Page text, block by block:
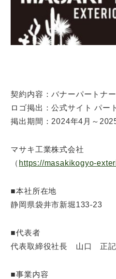
契約内容：バナーパートナー
ロゴ掲出：公式サイト パー
掲出期間：2024年4月～
マサキ工業株式会社
（ https://masakikogyo-
■本社所在地
静岡県袋井市新堀133-23
■代表者
代表取締役社長 山口 正記
■事業内容